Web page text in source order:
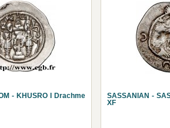
- KHUSRO I Drachme
SASSANIAN -
XF